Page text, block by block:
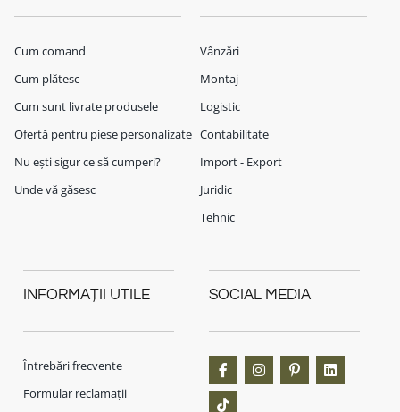
Cum comand
Cum plătesc
Cum sunt livrate produsele
Ofertă pentru piese personalizate
Nu ești sigur ce să cumperi?
Unde vă găsesc
Vânzări
Montaj
Logistic
Contabilitate
Import - Export
Juridic
Tehnic
INFORMAȚII UTILE
Întrebări frecvente
Formular reclamații
SOCIAL MEDIA